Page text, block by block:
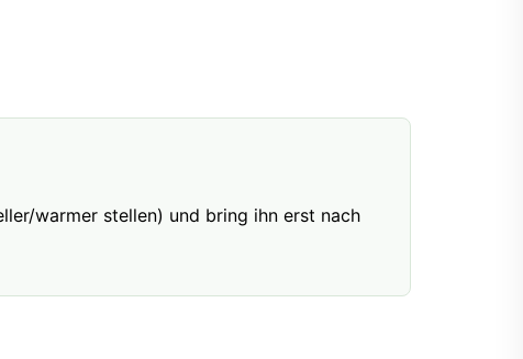
warmer stellen) und bring ihn erst nach